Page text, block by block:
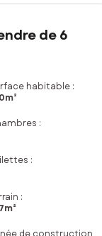
de 6
habitable :
:
:
: